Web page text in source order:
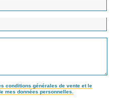
conditions générales de vente et le
mes données personnelles.